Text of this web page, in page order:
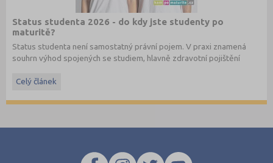
Status studenta 2026 - do kdy jste studenty po
maturitě?
Status studenta není samostatný právní pojem. V praxi znamená
souhrn výhod spojených se studiem, hlavně zdravotní pojištění
Celý článek